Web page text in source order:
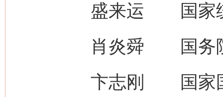
盛来运 国家统
肖炎舜 国务院研
卞志刚 国家国防
网上购药对药下症？